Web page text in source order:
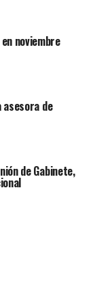
noviembre
asesora de
de Gabinete,